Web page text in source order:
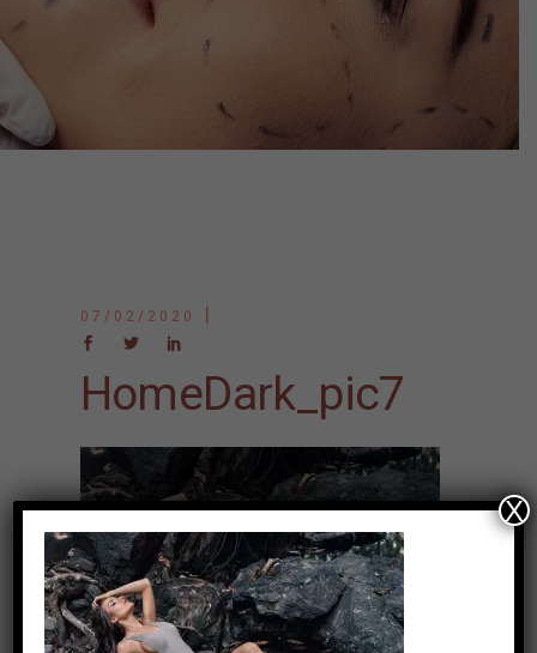
07/02/2020
HomeDark_pic7
X